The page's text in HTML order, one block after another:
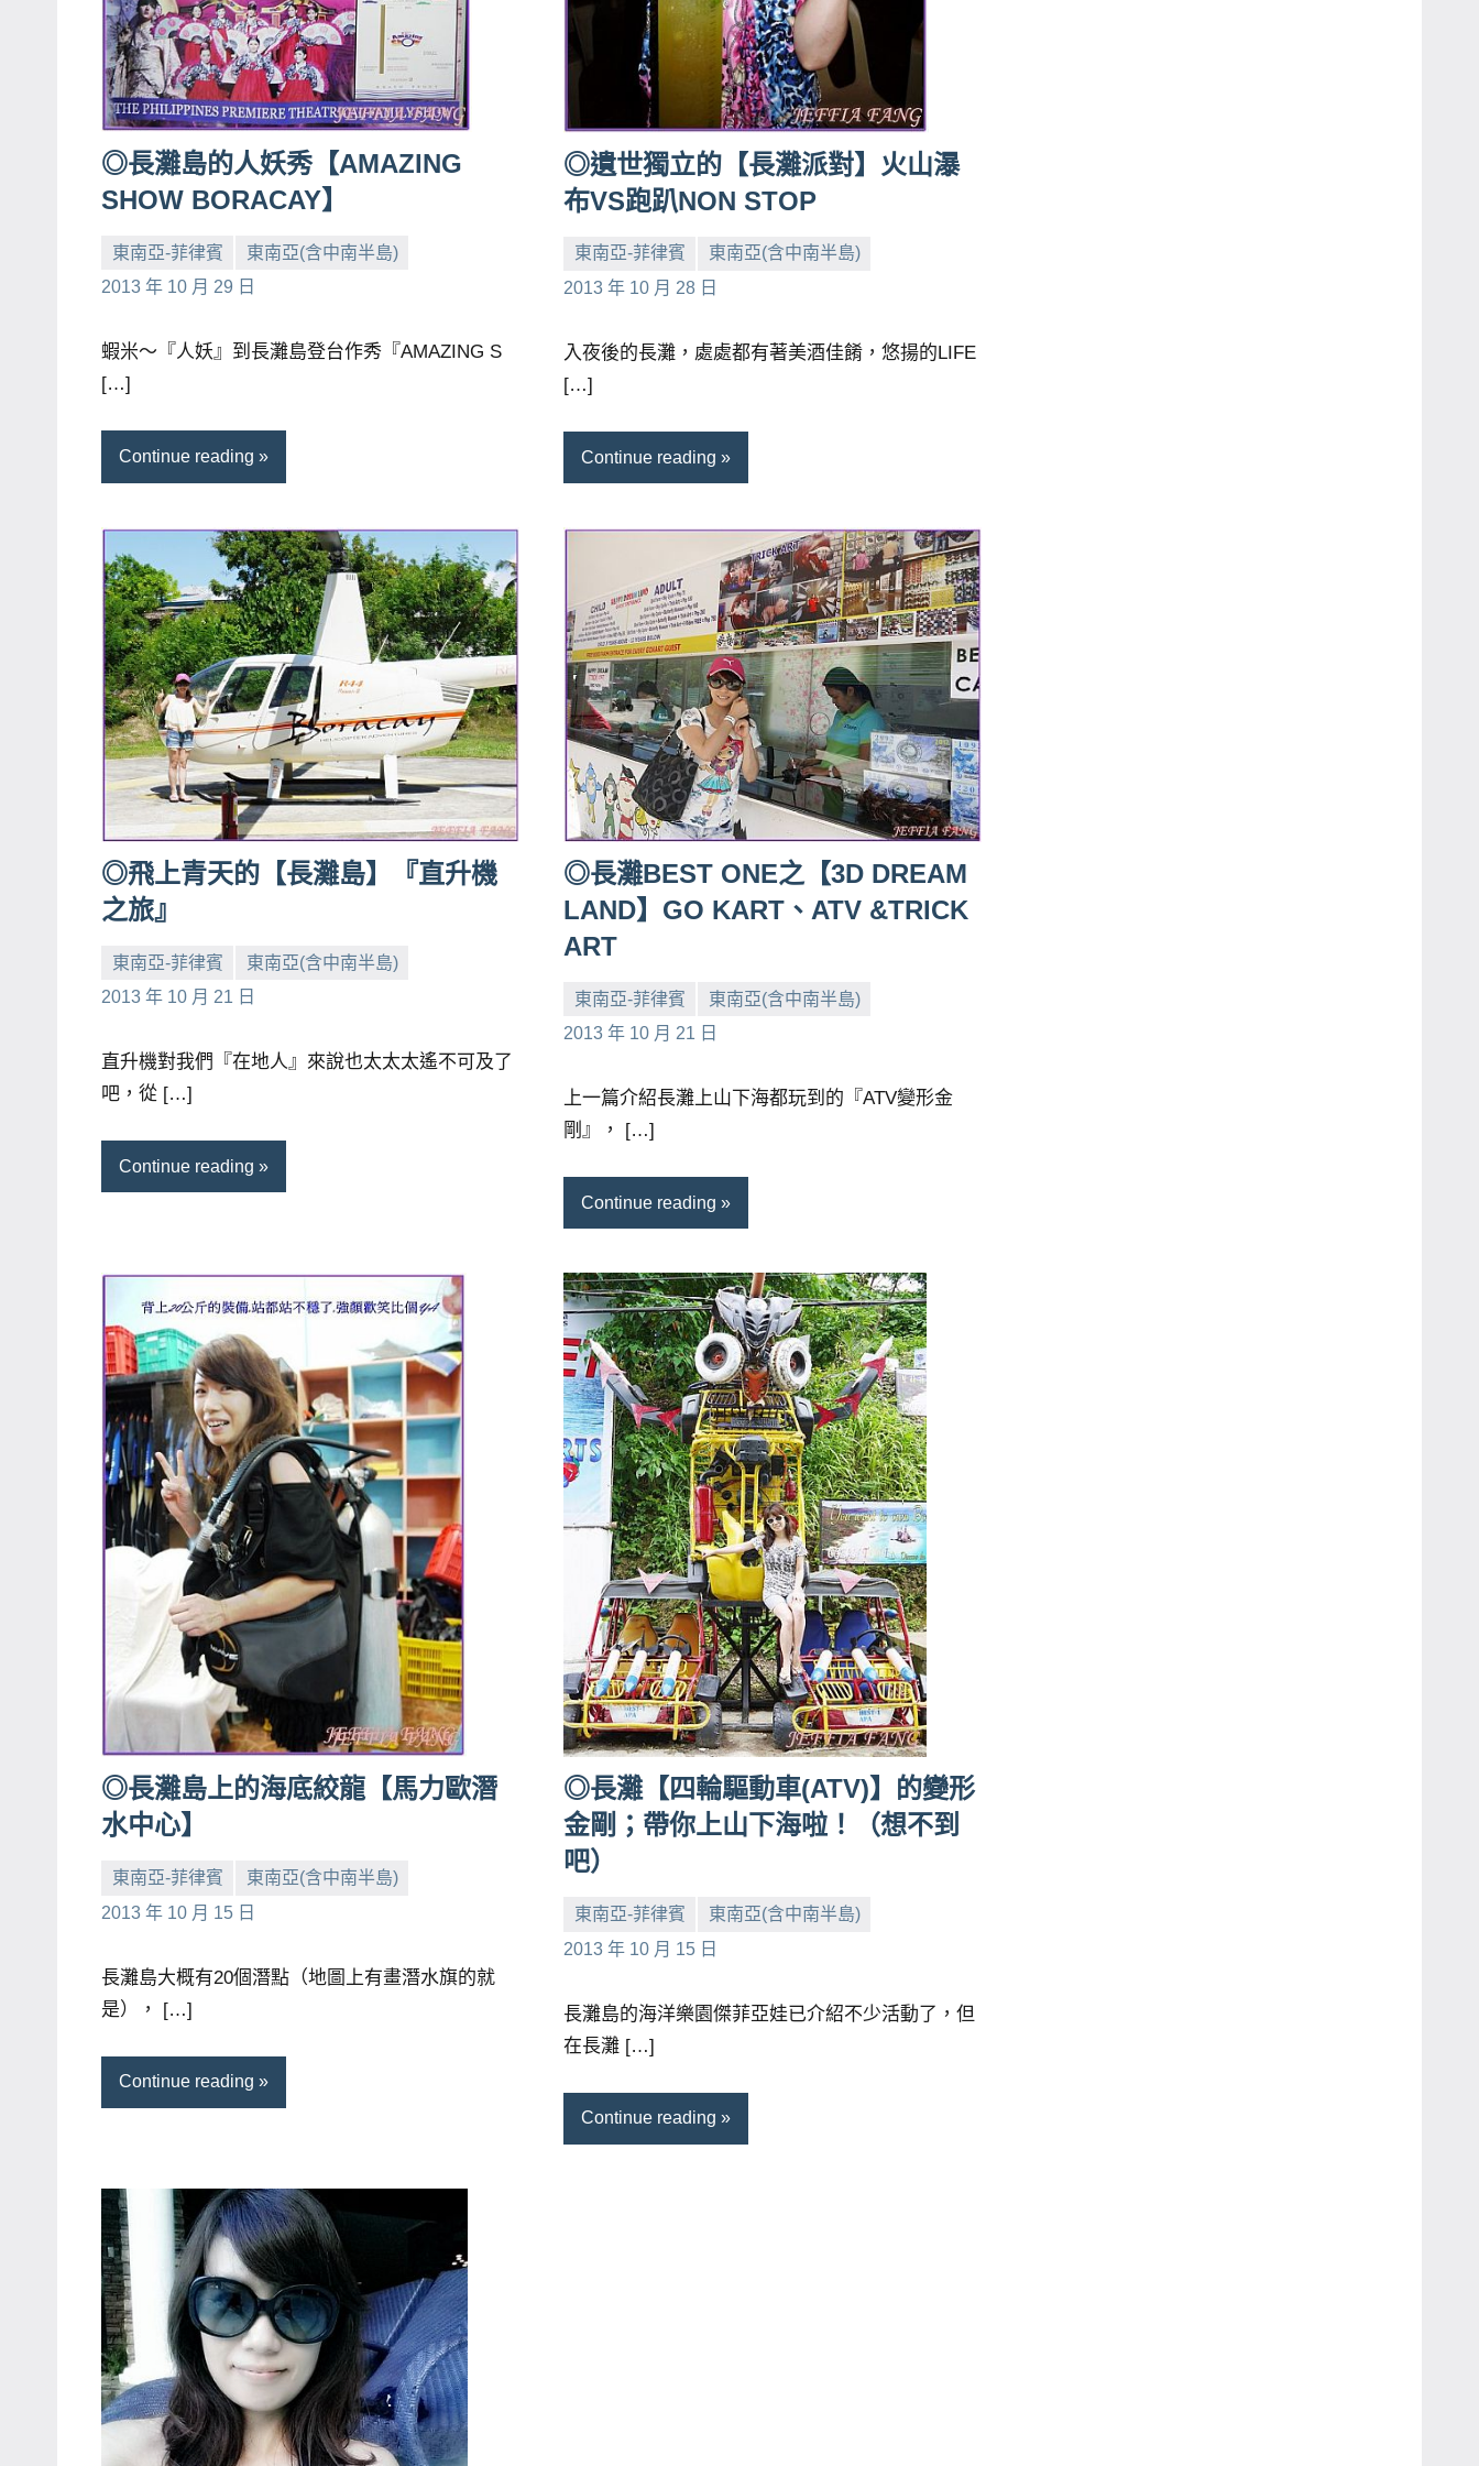
賓、
News
金
探
號
目
班
底、
景
目
主
持、
哥
窟
泰
國
旅
遊
書
作
者、
表
會
及
活
動
持、
企
客
及
旅
遊
雜
誌
欄、
作
人
對
象。
◎長灘島的人妖秀【AMAZING
SHOW BORACAY】
東南亞-菲律賓
東南亞(含中南半島)
2013 年 10 月 29 日
小
No
蝦米～『人妖』到長灘島登台作秀『AMAZING S
[…]
Continue reading
◎遺世獨立的【長灘派對】火山瀑
布VS跑趴NON STOP
東南亞-菲律賓
東南亞(含中南半島)
2013 年 10 月 28 日
小
No
入夜後的長灘，處處都有著美酒佳餚，悠揚的LIFE
[…]
Continue reading
◎飛上青天的【長灘島】『直升機
之旅』
東南亞-菲律賓
東南亞(含中南半島)
2013 年 10 月 21 日
小
No
直升機對我們『在地人』來說也太太太遙不可及了
吧，從 […]
Continue reading
◎長灘BEST ONE之【3D DREAM
LAND】GO KART、ATV &TRICK
ART
東南亞-菲律賓
東南亞(含中南半島)
2013 年 10 月 21 日
小
No
上一篇介紹長灘上山下海都玩到的『ATV變形金
剛』， […]
Continue reading
◎長灘島上的海底絞龍【馬力歐潛
水中心】
東南亞-菲律賓
東南亞(含中南半島)
2013 年 10 月 15 日
小
No
長灘島大概有20個潛點（地圖上有畫潛水旗的就
是）， […]
Continue reading
◎長灘【四輪驅動車(ATV)】的變形
金剛；帶你上山下海啦！（想不到
吧）
東南亞-菲律賓
東南亞(含中南半島)
2013 年 10 月 15 日
小
No
長灘島的海洋樂園傑菲亞娃已介紹不少活動了，但
在長灘 […]
Continue reading